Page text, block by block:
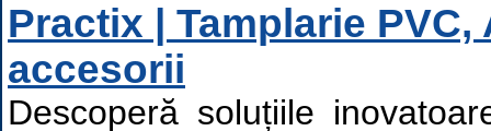
Practix | Tamplarie PVC,
accesorii
Descoperă soluțiile